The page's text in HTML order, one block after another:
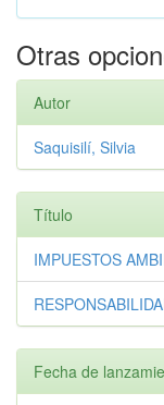
Otras
Autor
Saquisilí, Silvia
Título
IMPUESTOS
Fecha de